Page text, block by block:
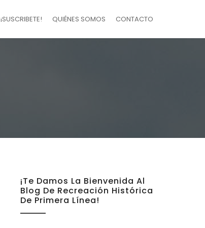
¡SUSCRIBETE! QUIÉNES SOMOS CONTACTO
¡Te Damos La Bienvenida Al
Blog De Recreación Histórica
De Primera Línea!